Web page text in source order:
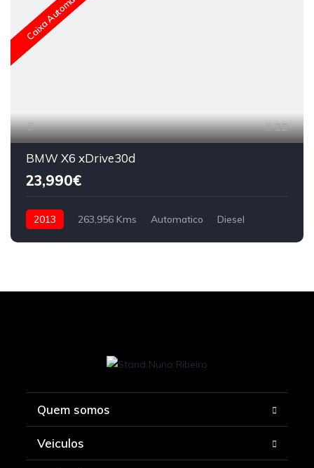
Caixa Automática
29
BMW X6 xDrive30d
23,990€
2013 263,956 Kms Automatico Diesel
Quem somos
Veiculos